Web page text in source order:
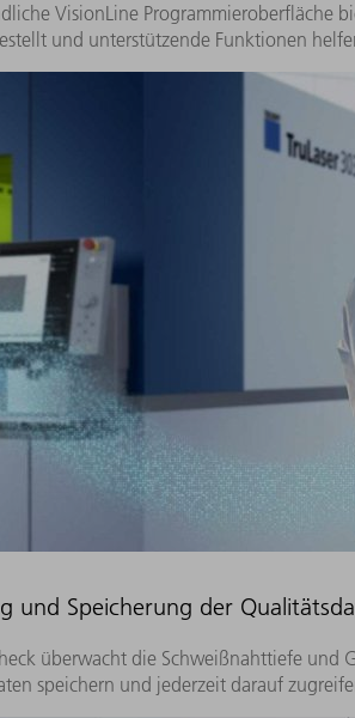
VisionLine Programmieroberfläche
und unterstützende Funktionen
und Speicherung der
überwacht die Schweißnahttiefe und
speichern und jederzeit darauf